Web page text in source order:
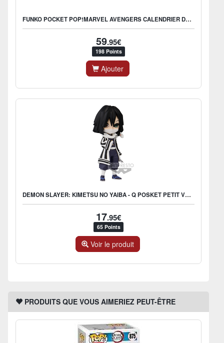
FUNKO POCKET POP!MARVEL AVENGERS CALENDRIER DE L'AVENT
59.95€
198 Points
Ajouter
DEMON SLAYER: KIMETSU NO YAIBA - Q POSKET PETIT VOL.3 C: OBANAI
17.95€
65 Points
Voir le produit
PRODUITS QUE VOUS AIMERIEZ PEUT-ÊTRE